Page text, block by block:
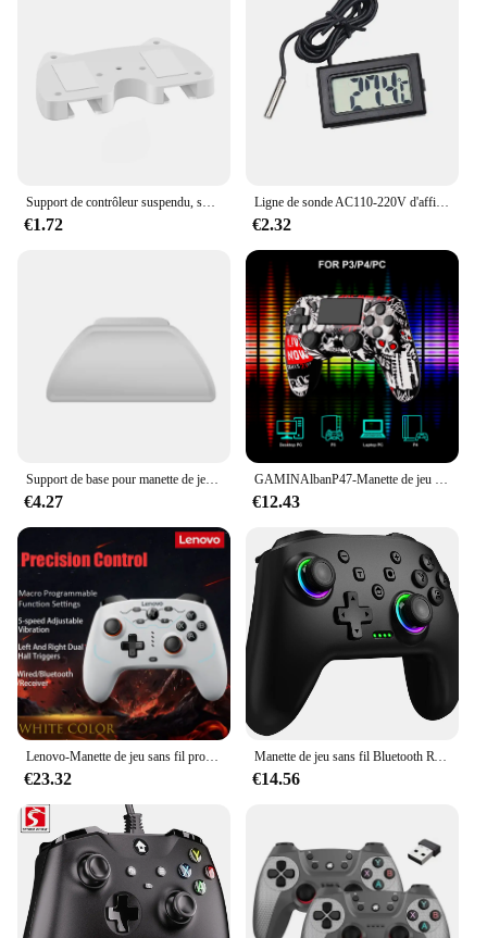
Support de contrôleur suspendu, support de rangement Portable, support de manette de jeu pour Xbox One Xbox 360 Xbox One/Series S/X
€1.72
Ligne de sonde AC110-220V d'affichage à LED de contrôle de température de DC 12V/24V 20A Digital
€2.32
€4.27 €12.43
€23.32
Manette de jeu sans fil Bluetooth RVB pour Nintendo Switch Pro, manette d'origine PC, manette de jeu professionnelle sans décalage
€14.56